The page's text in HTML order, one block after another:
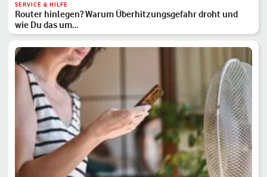
SERVICE & HILFE
Router hinlegen? Warum Überhitzungsgefahr droht und
wie Du das um…